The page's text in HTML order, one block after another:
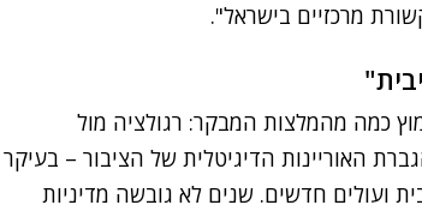
מרכזיים בישראל".
כמה מהמלצות המבקר: רגולציה מול
האוריינות הדיגיטלית של הציבור – בעיקר
ועולים חדשים. שנים לא גובשה מדיניות